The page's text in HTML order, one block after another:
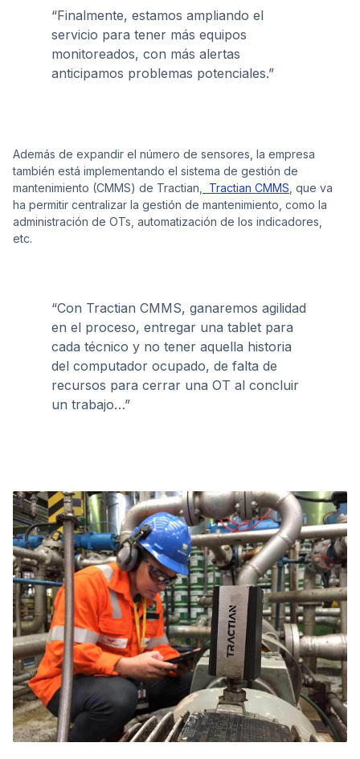
“Finalmente, estamos ampliando el
servicio para tener más equipos
monitoreados, con más alertas
anticipamos problemas potenciales.”
Además de expandir el número de sensores, la empresa
también está implementando el sistema de gestión de
mantenimiento (CMMS) de Tractian,
Tractian CMMS , que va
ha permitir centralizar la gestión de mantenimiento, como la
administración de OTs, automatización de los indicadores,
etc.
“Con Tractian CMMS, ganaremos agilidad
en el proceso, entregar una tablet para
cada técnico y no tener aquella historia
del computador ocupado, de falta de
recursos para cerrar una OT al concluir
un trabajo…”